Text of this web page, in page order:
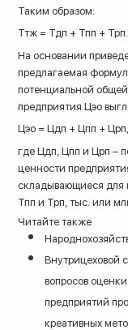
Таким образом:
Ттж = Тдп +
На основании
предлагаемая
потенциальной
предприятия Цэо
Цэо = Цдп +
где Цдп, Цпп и Црп –
ценности
складывающиеся для
Тпп и Трп, тыс. или
Читайте также
Внутрицеховой
вопросов
предприятий
креативных